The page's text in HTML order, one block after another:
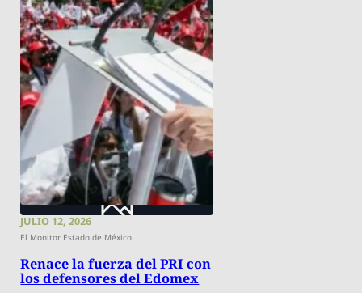
JULIO 12, 2026
El Monitor Estado de México
Renace la fuerza del PRI con
los defensores del Edomex